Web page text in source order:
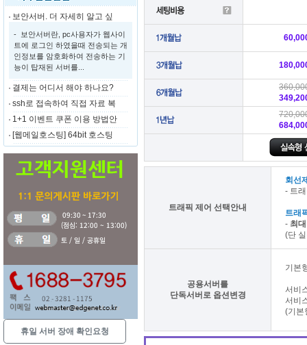
보안서버. 더 자세히 알고 싶
- 보안서버란, pc사용자가 웹사이
트에 로그인 하였을때 전송되는 개
인정보를 암호화하여 전송하는 기
능이 탑재된 서버를...
결제는 어디서 해야 하나요?
ssh로 접속하여 직접 자료 복
1+1 이벤트 쿠폰 이용 방법안
[웹메일호스팅] 64bit 호스팅
휴일 서버 장애 확인요청
트래픽 제어 선택안내
회선
- 트
트래
- 최
(단
공용서버를
단독서버로 옵션변경
기본
서비
서비
(기본